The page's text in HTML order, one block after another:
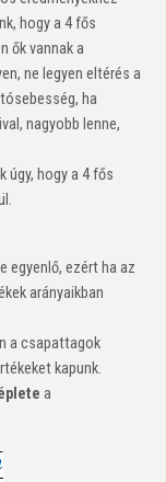
hogy a 4 fős
ők vannak a
ne legyen eltérés a
ha
nagyobb lenne,
úgy, hogy a 4 fős
egyenlő, ezért ha az
arányaikban
a csapattagok
kapunk.
a